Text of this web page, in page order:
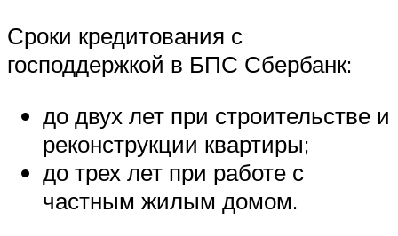
Сроки кредитования с
господдержкой в БПС Сбербанк:
до двух лет при строительстве и
реконструкции квартиры;
до трех лет при работе с
частным жилым домом.